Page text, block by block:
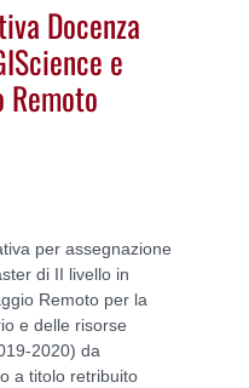
Docenza
e
per assegnazione
di II livello in
Remoto per la
e delle risorse
2020) da
a titolo retribuito